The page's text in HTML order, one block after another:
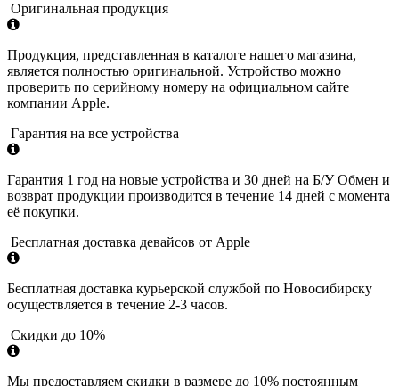
Оригинальная продукция
Продукция, представленная в каталоге нашего магазина,
является полностью оригинальной. Устройство можно
проверить по серийному номеру на официальном сайте
компании Apple.
Гарантия на все устройства
Гарантия 1 год на новые устройства и 30 дней на Б/У Обмен и
возврат продукции производится в течение 14 дней с момента
её покупки.
Бесплатная доставка девайсов от Apple
Бесплатная доставка курьерской службой по Новосибирску
осуществляется в течение 2-3 часов.
Скидки до 10%
Мы предоставляем скидки в размере до 10% постоянным